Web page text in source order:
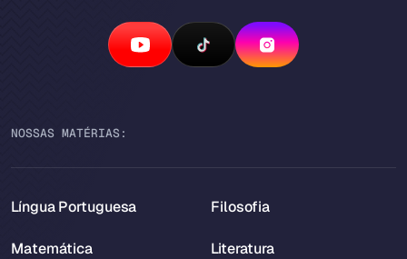
NOSSAS MATÉRIAS:
Língua Portuguesa
Matemática
Filosofia
Literatura